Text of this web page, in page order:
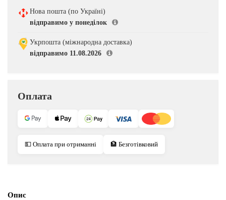
Нова пошта (по Україні)
відправимо у понеділок
Укрпошта (міжнародна доставка)
відправимо 11.08.2026
Оплата
💵 Оплата при отриманні 🏦 Безготівковий
Опис